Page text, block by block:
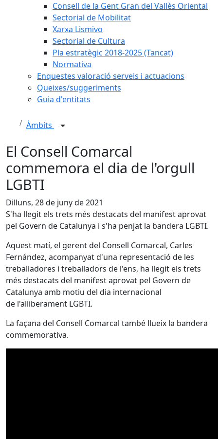
Consell de la Gent Gran del Vallès Oriental
Sectorial de Mobilitat
Xarxa Lismivo
Sectorial de Cultura
Pla estratègic 2018-2025 (Tancat)
Normativa
Enquestes valoració serveis i actuacions
Queixes/suggeriments
Guia d'entitats
Àmbits
El Consell Comarcal
commemora el dia de l'orgull
LGBTI
Dilluns, 28 de juny de 2021
S'ha llegit els trets més destacats del manifest aprovat
pel Govern de Catalunya i s'ha penjat la bandera LGBTI.
Aquest matí, el gerent del Consell Comarcal, Carles
Fernández, acompanyat d'una representació de les
treballadores i treballadors de l'ens, ha llegit els trets
més destacats del manifest aprovat pel Govern de
Catalunya amb motiu del dia internacional
de l'alliberament LGBTI.
La façana del Consell Comarcal també llueix la bandera
commemorativa.